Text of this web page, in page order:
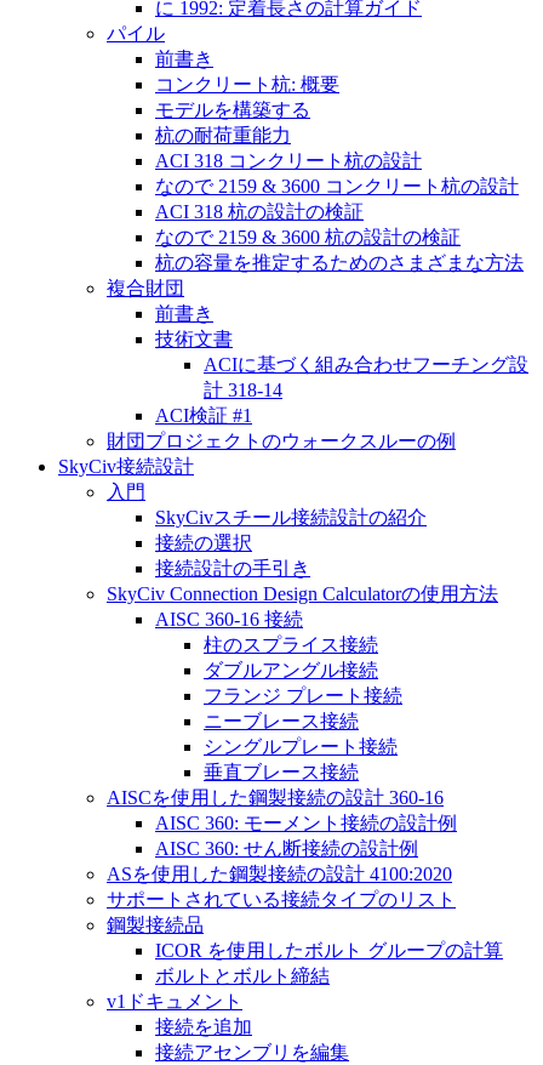
に 1992: 定着長さの計算ガイド
パイル
前書き
コンクリート杭: 概要
モデルを構築する
杭の耐荷重能力
ACI 318 コンクリート杭の設計
なので 2159 & 3600 コンクリート杭の設計
ACI 318 杭の設計の検証
なので 2159 & 3600 杭の設計の検証
杭の容量を推定するためのさまざまな方法
複合財団
前書き
技術文書
ACIに基づく組み合わせフーチング設
計 318-14
ACI検証 #1
財団プロジェクトのウォークスルーの例
SkyCiv接続設計
入門
SkyCivスチール接続設計の紹介
接続の選択
接続設計の手引き
SkyCiv Connection Design Calculatorの使用方法
AISC 360-16 接続
柱のスプライス接続
ダブルアングル接続
フランジ プレート接続
ニーブレース接続
シングルプレート接続
垂直ブレース接続
AISCを使用した鋼製接続の設計 360-16
AISC 360: モーメント接続の設計例
AISC 360: せん断接続の設計例
ASを使用した鋼製接続の設計 4100:2020
サポートされている接続タイプのリスト
鋼製接続品
ICOR を使用したボルト グループの計算
ボルトとボルト締結
v1ドキュメント
接続を追加
接続アセンブリを編集